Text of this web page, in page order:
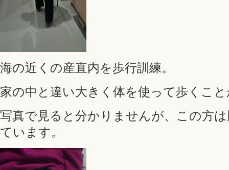
海の近くの産直内を歩行訓練。
家の中と違い大きく体を使って歩くこ
写真で見ると分かりませんが、この方
ています。